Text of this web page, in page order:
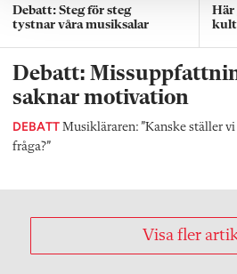
Debatt: Steg för steg
tystnar våra musiksalar
Här
Debatt:
saknar motivation
DEBATT Musikläraren: ”Kanske ställer
fråga?”
Visa fler